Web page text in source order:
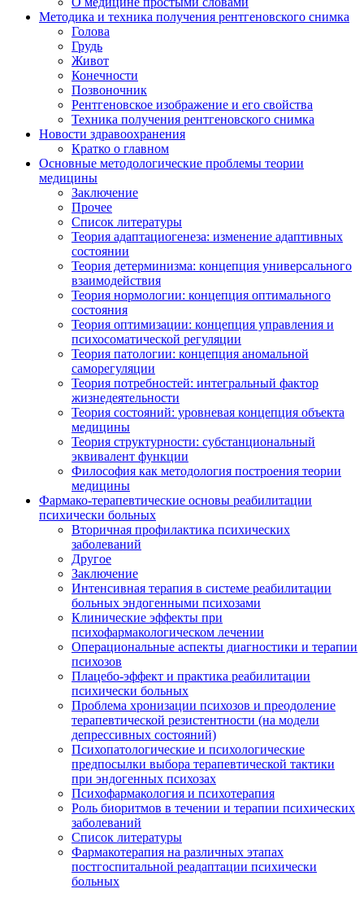
Методика и техника получения рентгеновского снимка
Голова
Грудь
Живот
Конечности
Позвоночник
Рентгеновское изображение и его свойства
Техника получения рентгеновского снимка
Новости здравоохранения
Кратко о главном
Основные методологические проблемы теории
медицины
Заключение
Прочее
Список литературы
Теория адаптациогенеза: изменение адаптивных
состоянии
Теория детерминизма: концепция универсального
взаимодействия
Теория нормологии: концепция оптимального
состояния
Теория оптимизации: концепция управления и
психосоматической регуляции
Теория патологии: концепция аномальной
саморегуляции
Теория потребностей: интегральный фактор
жизнедеятельности
Теория состояний: уровневая концепция объекта
медицины
Теория структурности: субстанциональный
эквивалент функции
Философия как методология построения теории
медицины
Фармако-терапевтические основы реабилитации
психически больных
Вторичная профилактика психических
заболеваний
Другое
Заключение
Интенсивная терапия в системе реабилитации
больных эндогенными психозами
Клинические эффекты при
психофармакологическом лечении
Операциональные аспекты диагностики и терапии
психозов
Плацебо-эффект и практика реабилитации
психически больных
Проблема хронизации психозов и преодоление
терапевтической резистентности (на модели
депрессивных состояний)
Психопатологические и психологические
предпосылки выбора терапевтической тактики
при эндогенных психозах
Психофармакология и психотерапия
Роль биоритмов в течении и терапии психических
заболеваний
Список литературы
Фармакотерапия на различных этапах
постгоспитальной реадаптации психически
больных